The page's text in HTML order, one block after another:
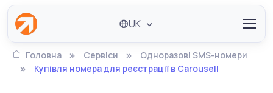
UK
Головна Сервіси
Одноразові SMS-номери
Купівля номера для реєстрації в Carousell